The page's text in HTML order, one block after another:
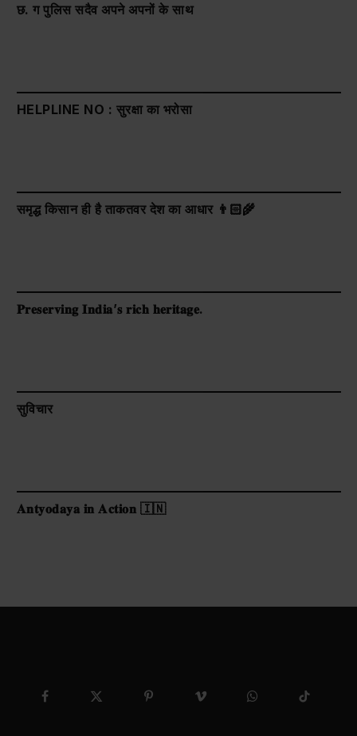
छ. ग पुलिस सदैव अपने अपनों के साथ
HELPLINE NO : सुरक्षा का भरोसा
समृद्ध किसान ही है ताकतवर देश का आधार 👨🏻‍🌾
𝐏𝐫𝐞𝐬𝐞𝐫𝐯𝐢𝐧𝐠 𝐈𝐧𝐝𝐢𝐚’𝐬 𝐫𝐢𝐜𝐡 𝐡𝐞𝐫𝐢𝐭𝐚𝐠𝐞.
सुविचार
𝐀𝐧𝐭𝐲𝐨𝐝𝐚𝐲𝐚 𝐢𝐧 𝐀𝐜𝐭𝐢𝐨𝐧 🇮🇳
FacebookX
Pinterest Vimeo WhatsAppTikTok